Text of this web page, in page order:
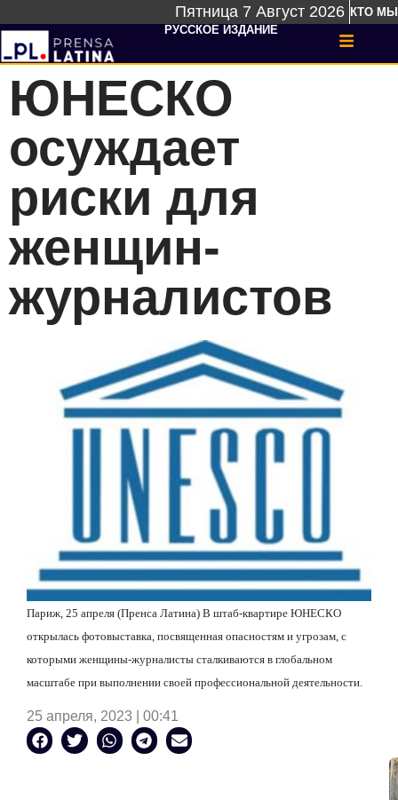
Пятница 7 Август 2026 КТО МЫ
РУССКОЕ ИЗДАНИЕ
ЮНЕСКО
осуждает
риски для
женщин-
журналистов
Париж, 25 апреля (Пренса Латина) В штаб-квартире ЮНЕСКО
открылась фотовыставка, посвященная опасностям и угрозам, с
которыми женщины-журналисты сталкиваются в глобальном
масштабе при выполнении своей профессиональной деятельности.
25 апреля, 2023 | 00:41